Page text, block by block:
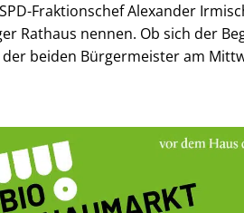
Fraktionschef Alexander
Rathaus nennen. Ob sich der
beiden Bürgermeister am